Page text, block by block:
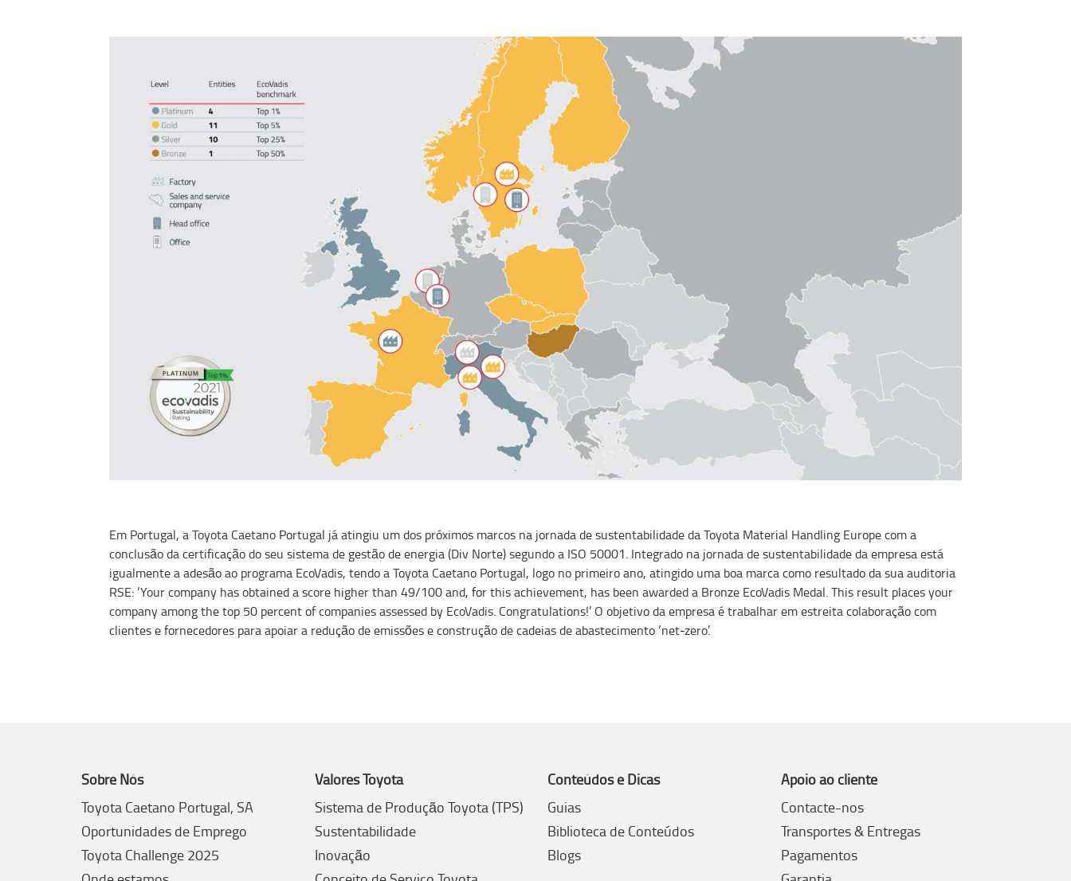
Em Portugal, a Toyota Caetano Portugal já atingiu um dos próximos marcos na jornada de sustentabilidade da Toyota Material Handling Europe com a
conclusão da certificação do seu sistema de gestão de energia (Div Norte) segundo a ISO 50001. Integrado na jornada de sustentabilidade da empresa está
igualmente a adesão ao programa EcoVadis, tendo a Toyota Caetano Portugal, logo no primeiro ano, atingido uma boa marca como resultado da sua auditoria
RSE: ‘Your company has obtained a score higher than 49/100 and, for this achievement, has been awarded a Bronze EcoVadis Medal. This result places your
company among the top 50 percent of companies assessed by EcoVadis. Congratulations!’ O objetivo da empresa é trabalhar em estreita colaboração com
clientes e fornecedores para apoiar a redução de emissões e construção de cadeias de abastecimento ‘net-zero’.
Sobre Nós
Toyota Caetano Portugal, SA
Oportunidades de Emprego
Toyota Challenge 2025
Valores Toyota
Sistema de Produção Toyota (TPS)
Sustentabilidade
Inovação
Conteúdos e Dicas
Guias
Biblioteca de Conteúdos
Blogs
Apoio ao cliente
Contacte-nos
Transportes & Entregas
Pagamentos